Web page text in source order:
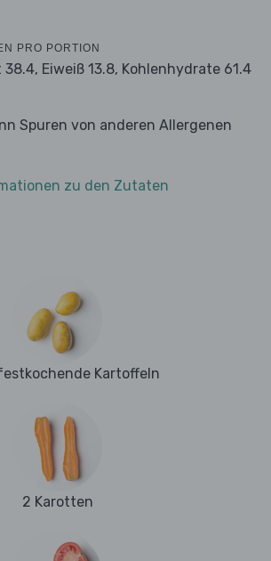
PRO PORTION
38.4, Eiweiß 13.8, Kohlenhydrate 61.4
Spuren von anderen Allergenen
zu den Zutaten
Kartoffeln
2 Karotten